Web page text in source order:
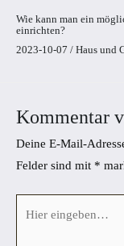
Wie kann man ein
einrichten?
2023-10-07 / Haus und
Kommentar
Deine E-Mail-
Felder sind mit *